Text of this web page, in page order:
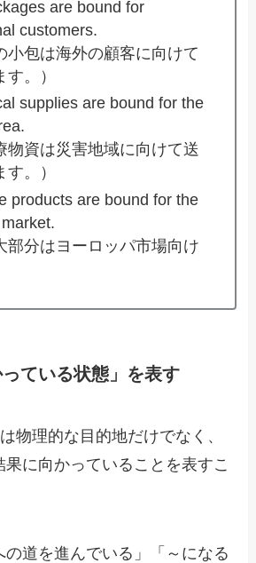
are bound for
customers.
小包は海外の顧客に向けて
。）
supplies are bound for the
物資は災害地域に向けて送
。）
products are bound for the
部分はヨーロッパ市場向け
ている状態」を表す
物理的な目的地だけでなく、
に向かっていることを表すこ
の道を進んでいる」「～になる